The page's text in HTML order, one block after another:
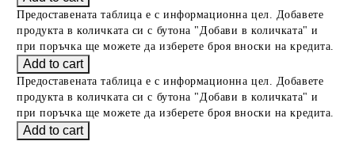
Предоставената таблица е с информационна цел. Добавете
продукта в количката си с бутона "Добави в количката" и
при поръчка ще можете да изберете броя вноски на кредита.
Предоставената таблица е с информационна цел. Добавете
продукта в количката си с бутона "Добави в количката" и
при поръчка ще можете да изберете броя вноски на кредита.